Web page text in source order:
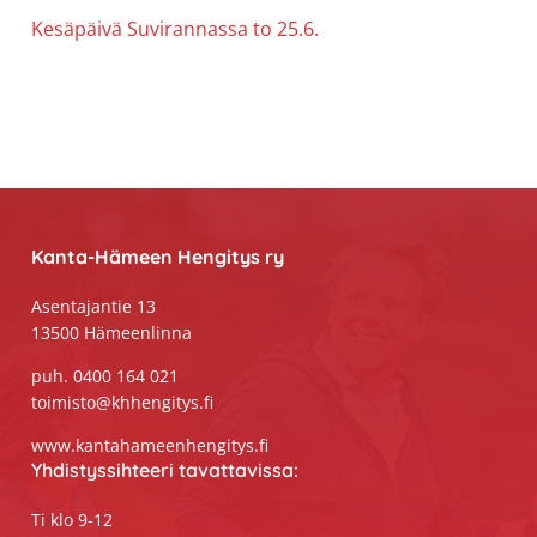
Kesäpäivä Suvirannassa to 25.6.
Kanta-Hämeen Hengitys ry
Asentajantie 13
13500 Hämeenlinna
puh. 0400 164 021
toimisto@khhengitys.fi
www.kantahameenhengitys.fi
Yhdistyssihteeri tavattavissa:
Ti klo 9-12